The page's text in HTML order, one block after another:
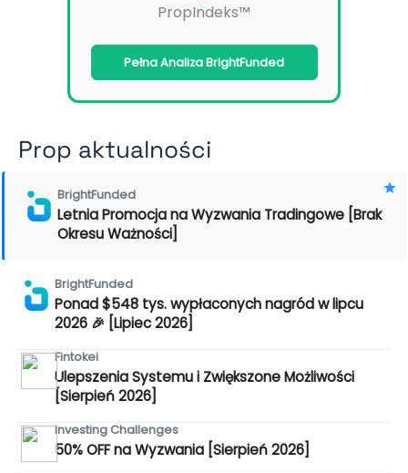
PropIndeks™
Pełna Analiza BrightFunded
Prop aktualności
BrightFunded
Letnia Promocja na Wyzwania Tradingowe [Brak
Okresu Ważności]
BrightFunded
Ponad $548 tys. wypłaconych nagród w lipcu
2026 🎉 [Lipiec 2026]
Fintokei
Ulepszenia Systemu i Zwiększone Możliwości
[Sierpień 2026]
Investing Challenges
50% OFF na Wyzwania [Sierpień 2026]